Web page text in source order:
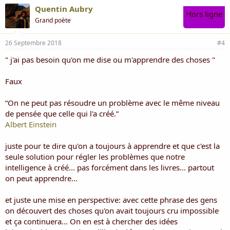
Quentin Aubry
Grand poète
Hors ligne
26 Septembre 2018 #4
" j'ai pas besoin qu'on me dise ou m'apprendre des choses "
Faux
“On ne peut pas résoudre un problème avec le même niveau
de pensée que celle qui l'a créé.”
Albert Einstein
juste pour te dire qu'on a toujours à apprendre et que c'est la
seule solution pour régler les problèmes que notre
intelligence à créé... pas forcément dans les livres... partout
on peut apprendre...
et juste une mise en perspective: avec cette phrase des gens
on découvert des choses qu'on avait toujours cru impossible
et ça continuera... On en est à chercher des idées